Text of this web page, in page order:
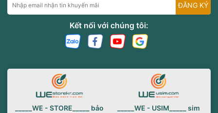
ĐĂNG KÝ
Kết nối với chúng tôi:
_____WE - STORE_____ bảo
_____WE - USIM_____ sim